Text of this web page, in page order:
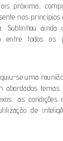
próxima,
nos
Sublinhou
entre todos os
se uma
abordados temas
as condições
de